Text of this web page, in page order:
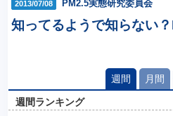
2013/07/08 PM2.5実態研究委員会
知ってるようで知らない
週間 月間
週間ランキング